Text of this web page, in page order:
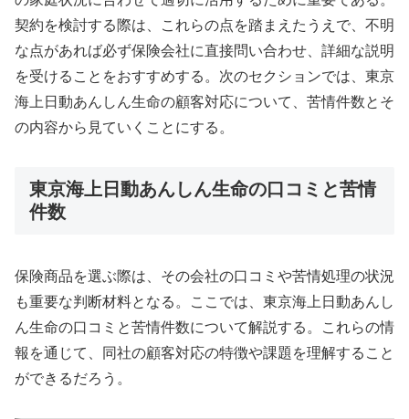
契約を検討する際は、これらの点を踏まえたうえで、不明
な点があれば必ず保険会社に直接問い合わせ、詳細な説明
を受けることをおすすめする。次のセクションでは、東京
海上日動あんしん生命の顧客対応について、苦情件数とそ
の内容から見ていくことにする。
東京海上日動あんしん生命の口コミと苦情
件数
保険商品を選ぶ際は、その会社の口コミや苦情処理の状況
も重要な判断材料となる。ここでは、東京海上日動あんし
ん生命の口コミと苦情件数について解説する。これらの情
報を通じて、同社の顧客対応の特徴や課題を理解すること
ができるだろう。